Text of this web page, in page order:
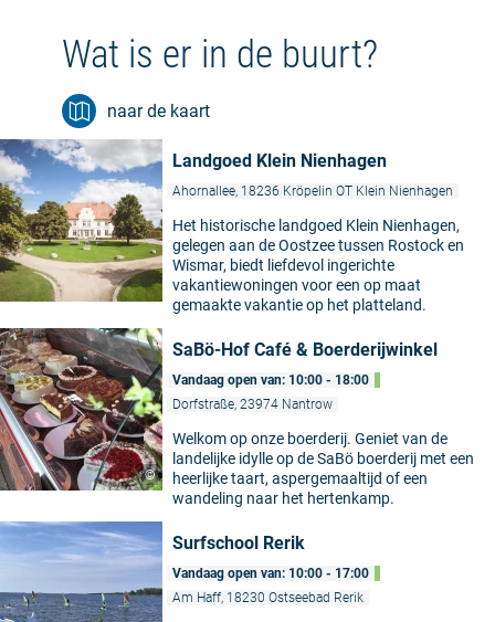
Wat is er in de buurt?
naar de kaart
Landgoed Klein Nienhagen
Ahornallee, 18236 Kröpelin OT Klein Nienhagen
Het historische landgoed Klein Nienhagen,
gelegen aan de Oostzee tussen Rostock en
Wismar, biedt liefdevol ingerichte
vakantiewoningen voor een op maat
gemaakte vakantie op het platteland.
©
SaBö-Hof Café & Boerderijwinkel
Vandaag open van: 10:00 - 18:00
Dorfstraße, 23974 Nantrow
Welkom op onze boerderij. Geniet van de
landelijke idylle op de SaBö boerderij met een
heerlijke taart, aspergemaaltijd of een
wandeling naar het hertenkamp.
Surfschool Rerik
Vandaag open van: 10:00 - 17:00
Am Haff, 18230 Ostseebad Rerik